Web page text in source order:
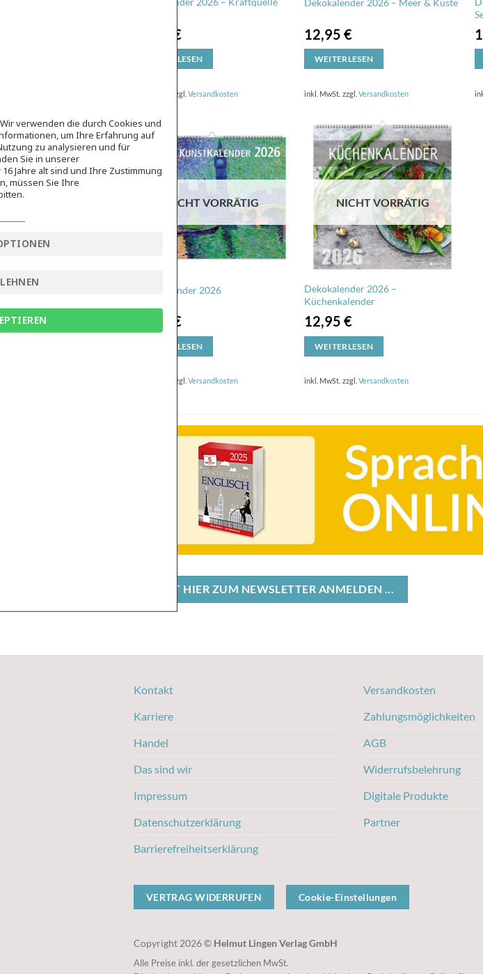
€
WEITERLESEN
zzgl. Versandkosten
Dekokalender 2026 – Meer & Küste
12,95 €
WEITERLESEN
inkl. MwSt. zzgl. Versandkosten
NICHT VORRÄTIG
Kunstkalender 2026
€
WEITERLESEN
zzgl. Versandkosten
NICHT VORRÄTIG
Dekokalender 2026 –
Küchenkalender
12,95 €
WEITERLESEN
inkl. MwSt. zzgl. Versandkosten
JETZT HIER ZUM NEWSLETTER ANMELDEN ...
Kontakt
Karriere
Handel
Das sind wir
Impressum
Datenschutzerklärung
Barrierefreiheitserklärung
Versandkosten
Zahlungsmöglichkeiten
AGB
Widerrufsbelehrung
Digitale Produkte
Partner
VERTRAG WIDERRUFEN Cookie-Einstellungen
Copyright 2026 © Helmut Lingen Verlag GmbH
Alle Preise inkl. der gesetzlichen MwSt.
verwenden die durch Cookies und
um Ihre Erfahrung auf
zu analysieren und für
Sie in unserer
Jahre alt sind und Ihre Zustimmung
müssen Sie Ihre